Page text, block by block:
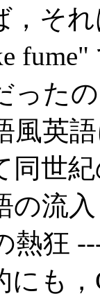
それ
った
英語
同世
の流
熱狂
にも